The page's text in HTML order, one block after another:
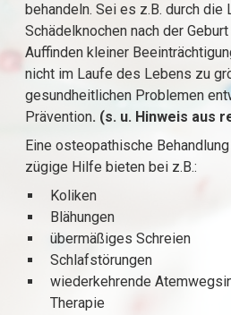
behandeln. Sei es z.B. durch die
Schädelknochen nach der
Auffinden kleiner
nicht im Laufe des Lebens zu
gesundheitlichen Problemen
Prävention. (s. u. Hinweis aus
Eine osteopathische
zügige Hilfe bieten bei z.B.:
Koliken
Blähungen
übermäßiges Schreien
Schlafstörungen
wiederkehrende
Therapie